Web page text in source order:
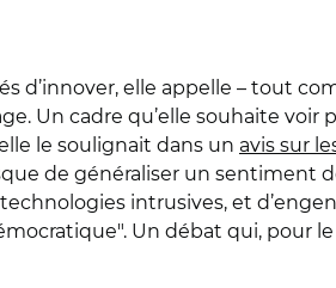
d’innover, elle appelle – tout
Un cadre qu’elle souhaite
le soulignait dans un avis sur
de généraliser un sentiment
intrusives, et
Un débat qui, pour